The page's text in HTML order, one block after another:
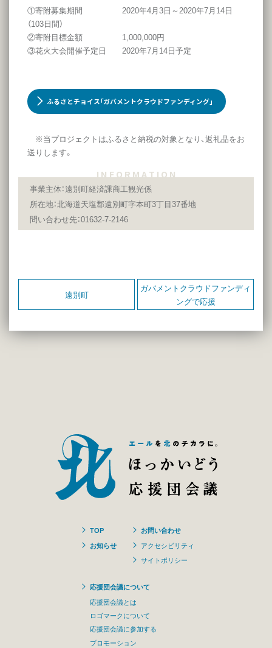
①寄附募集期間 2020年4月3日～2020年7月14日
（103日間）
②寄附目標金額 1,000,000円
③花火大会開催予定日 2020年7月14日予定
ふるさとチョイス｢ガバメントクラウドファンディング｣
※当プロジェクトはふるさと納税の対象となり、返礼品をお
送りします。
I N F O R M A T I O N
事業主体：遠別町経済課商工観光係
所在地：北海道天塩郡遠別町字本町3丁目37番地
問い合わせ先：01632-7-2146
遠別町
ガバメントクラウドファンディ
ングで応援
TOP
お知らせ
お問い合わせ
アクセシビリティ
サイトポリシー
応援団会議について
応援団会議とは
ロゴマークについて
応援団会議に参加する
プロモーション